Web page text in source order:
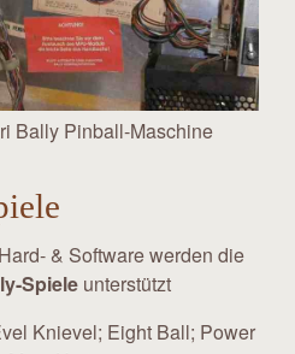
Bally Pinball-Maschine
& Software werden die
Spiele unterstützt
Knievel; Eight Ball; Power